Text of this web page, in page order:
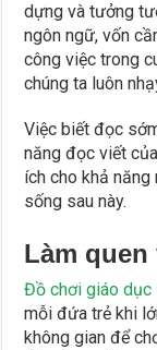
dựng và tưởng
ngôn ngữ, vốn
công việc trong
chúng ta luôn
Việc biết đọc
năng đọc viết
ích cho khả
sống sau này.
Làm
Đồ chơi giáo dục
mỗi đứa trẻ khi
không gian để